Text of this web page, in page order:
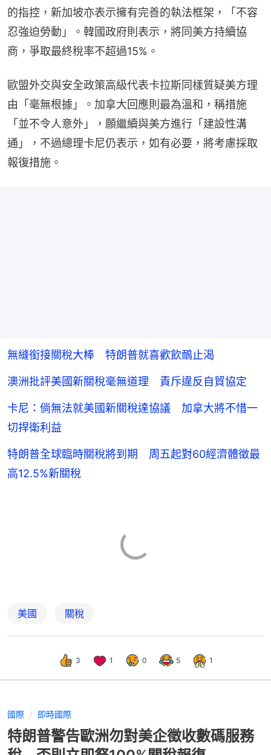
的指控，新加坡亦表示擁有完善的執法框架，「不容
忍強迫勞動」。韓國政府則表示，將同美方持續協
商，爭取最終稅率不超過15%。
歐盟外交與安全政策高級代表卡拉斯同樣質疑美方理
由「毫無根據」。加拿大回應則最為溫和，稱措施
「並不令人意外」，願繼續與美方進行「建設性溝
通」，不過總理卡尼仍表示，如有必要，將考慮採取
報復措施。
無縫銜接關稅大棒 特朗普就喜歡飲鴯止渴
澳洲批評美國新關稅毫無道理 責斥違反自貿協定
卡尼：倘無法就美國新關稅達協議 加拿大將不惜一
切捍衛利益
特朗普全球臨時關稅將到期 周五起對60經濟體徵最
高12.5%新關稅
美國 關稅
3 1 0 5 1
國際 即時國際
特朗普警告歐洲勿對美企徵收數碼服務